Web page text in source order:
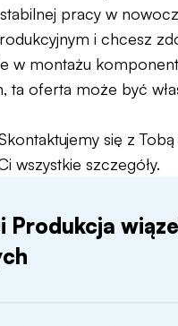
pracy w
i chcesz
w montażu
ta oferta może być
się z Tobą
wszystkie szczegóły.
Produkcja